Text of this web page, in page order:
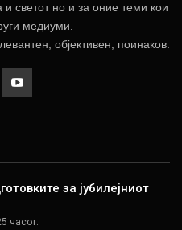
светот но и за оние теми кои
медиуми.
објективен, поинаков.
за јубилејниот
часот.